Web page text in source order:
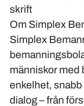
skrift
Om Simplex
Simplex
människor med
enkelhet,
dialog – från